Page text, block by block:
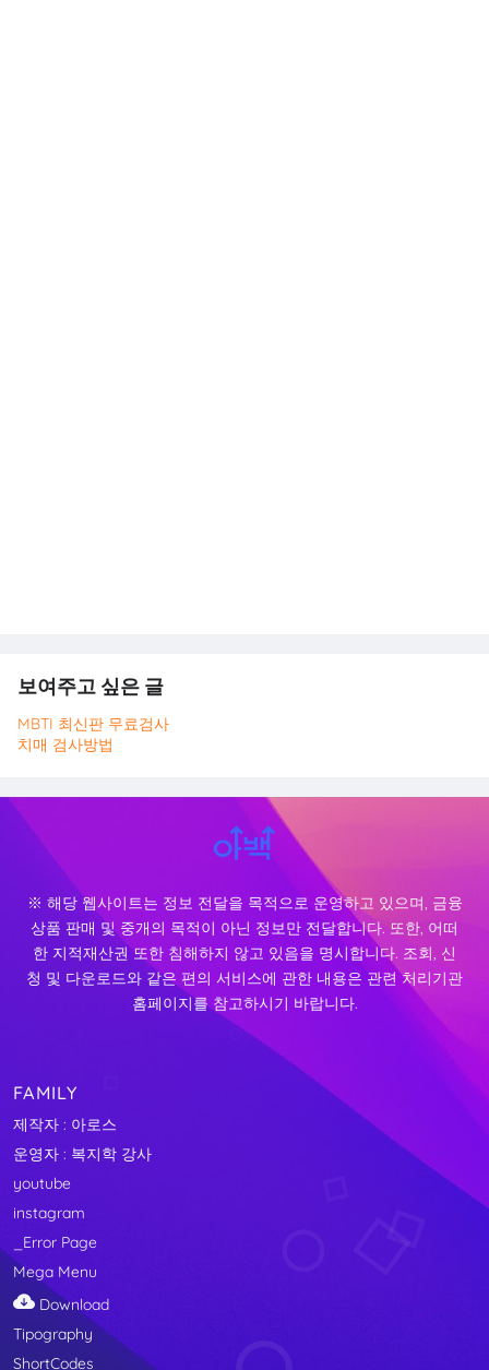
보여주고 싶은 글
MBTI 최신판 무료검사
치매 검사방법
※ 해당 웹사이트는 정보 전달을 목적으로 운영하고 있으며, 금융
상품 판매 및 중개의 목적이 아닌 정보만 전달합니다. 또한, 어떠
한 지적재산권 또한 침해하지 않고 있음을 명시합니다. 조회, 신
청 및 다운로드와 같은 편의 서비스에 관한 내용은 관련 처리기관
홈페이지를 참고하시기 바랍니다.
FAMILY
제작자 : 아로스
운영자 : 복지학 강사
youtube
instagram
_Error Page
Mega Menu
Download
Tipography
ShortCodes